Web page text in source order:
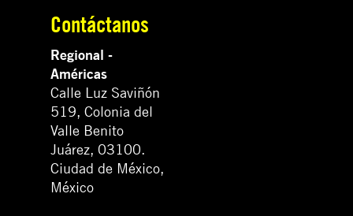
Contáctanos
Regional -
Américas
Calle Luz Saviñón
519, Colonia del
Valle Benito
Juárez, 03100.
Ciudad de México,
México